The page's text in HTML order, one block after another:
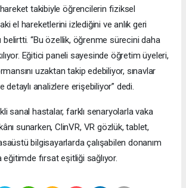
hareket takibiyle öğrencilerin fiziksel
el hareketlerini izlediğini ve anlık geri
belirtti. “Bu özellik, öğrenme sürecini daha
Eğitici paneli sayesinde öğretim üyeleri,
uzaktan takip edebiliyor, sınavlar
detaylı analizlere erişebiliyor” dedi.
sanal hastalar, farklı senaryolarla vaka
sunarken, ClinVR, VR gözlük, tablet,
bilgisayarlarda çalışabilen donanım
eğitimde fırsat eşitliği sağlıyor.